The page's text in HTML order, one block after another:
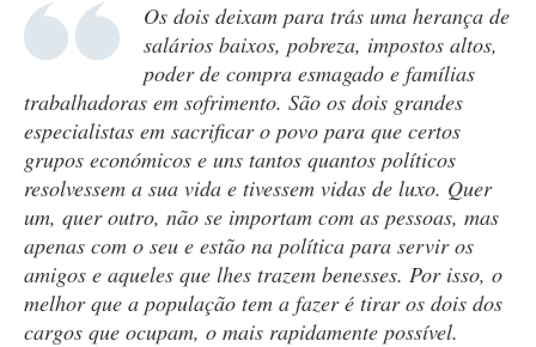
Os dois deixam para trás uma herança de
salários baixos, pobreza, impostos altos,
poder de compra esmagado e famílias
trabalhadoras em sofrimento. São os dois grandes
especialistas em sacrificar o povo para que certos
grupos económicos e uns tantos quantos políticos
resolvessem a sua vida e tivessem vidas de luxo. Quer
um, quer outro, não se importam com as pessoas, mas
apenas com o seu e estão na política para servir os
amigos e aqueles que lhes trazem benesses. Por isso, o
melhor que a população tem a fazer é tirar os dois dos
cargos que ocupam, o mais rapidamente possível.